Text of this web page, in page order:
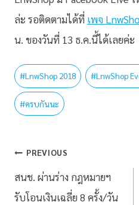
ล่ะ รอติดตามได้ที่ เพจ
น. ของวันที่ 13 ธ.ค.นี้ได้เลยค่ะ
#LnwShop 2018 #LnwShop
#ครบกันนะ
PREVIOUS
สนช. ผ่านร่าง กฎหมายฯ
รับโอนเงินเฉลี่ย 8 ครั้ง/วัน